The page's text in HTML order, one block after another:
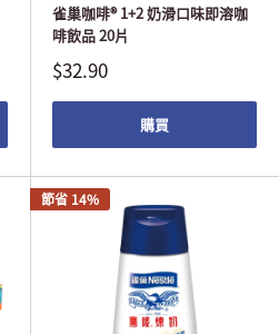
雀巢咖啡® 1+2 奶滑口味即溶咖
啡飲品 20片
$32.90
購買
節省 14%